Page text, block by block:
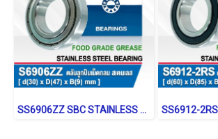
SS6906ZZ SBC STAINLESS BALL BEARING Stainless Type